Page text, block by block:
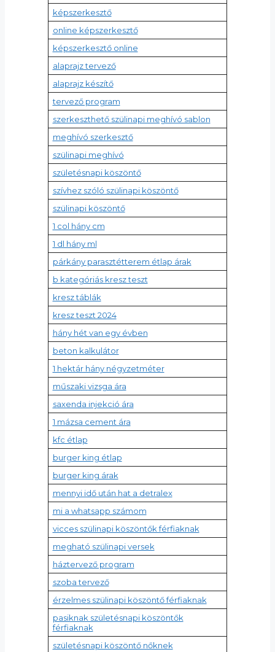
képszerkesztő
online képszerkesztő
képszerkesztő online
alaprajz tervező
alaprajz készítő
tervező program
szerkeszthető szülinapi meghívó sablon
meghívó szerkesztő
szülinapi meghívó
születésnapi köszöntő
szívhez szóló szülinapi köszöntő
szülinapi köszöntő
1 col hány cm
1 dl hány ml
párkány parasztétterem étlap árak
b kategóriás kresz teszt
kresz táblák
kresz teszt 2024
hány hét van egy évben
beton kalkulátor
1 hektár hány négyzetméter
műszaki vizsga ára
saxenda injekció ára
1 mázsa cement ára
kfc étlap
burger king étlap
burger king árak
mennyi idő után hat a detralex
mi a whatsapp számom
vicces szülinapi köszöntők férfiaknak
megható szülinapi versek
háztervező program
szoba tervező
érzelmes szülinapi köszöntő férfiaknak
pasiknak születésnapi köszöntők
férfiaknak
születésnapi köszöntő nőknek